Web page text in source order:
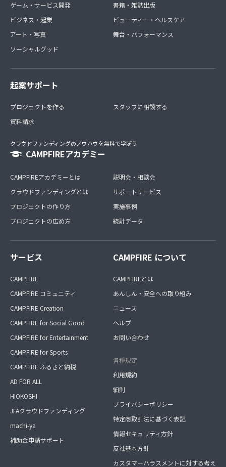
ゲーム・サービス開発
ビジネス・起業
アート・写真
ソーシャルグッド
書籍・雑誌出版
ビューティー・ヘルスケア
舞台・パフォーマンス
起案サポート
プロジェクトを作る
資料請求
スタッフに相談する
クラウドファンディングのノウハウを無料で学ぼう
CAMPFIREアカデミー
CAMPFIREアカデミーとは
クラウドファンディングとは
プロジェクトの作り方
プロジェクトの広め方
説明会・相談会
サポートサービス
実施事例
統計データ
サービス
CAMPFIRE
CAMPFIRE コミュニティ
CAMPFIRE Creation
CAMPFIRE for Social Good
CAMPFIRE for Entertainment
CAMPFIRE for Sports
CAMPFIRE ふるさと納税
AD FOR ALL
HIOKOSHI
JFAクラウドファンディング
machi-ya
補助金申請サポート
CAMPFIRE について
CAMPFIREとは
あんしん・安全への取り組み
ニュース
ヘルプ
お問い合わせ
各種規定
利用規約
細則
プライバシーポリシー
特定商取引法に基づく表記
情報セキュリティ方針
反社基本方針
カスタマーハラスメントに対する考え